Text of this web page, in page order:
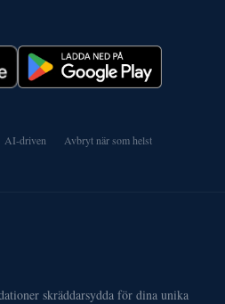
AI-driven Avbryt när som helst
skräddarsydda för dina unika